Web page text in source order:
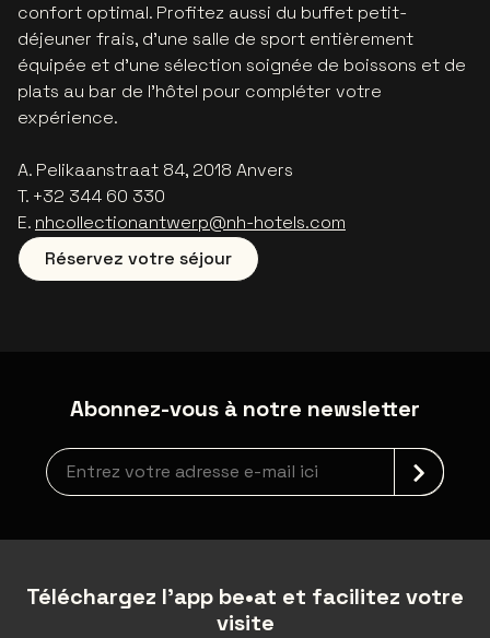
confort optimal. Profitez aussi du buffet petit-
déjeuner frais, d'une salle de sport entièrement
équipée et d’une sélection soignée de boissons et de
plats au bar de l’hôtel pour compléter votre
expérience.
A. Pelikaanstraat 84, 2018 Anvers
T. +32 344 60 330
E. nhcollectionantwerp@nh-hotels.com
Réservez votre séjour
Abonnez-vous à notre newsletter
Inscription à la newsletter
Téléchargez l'app be•at et facilitez votre
visite